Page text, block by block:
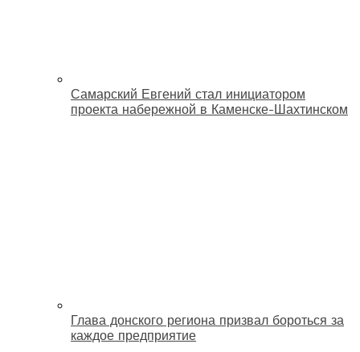
Самарский Евгений стал инициатором
проекта набережной в Каменске-Шахтинском
Глава донского региона призвал бороться за
каждое предприятие